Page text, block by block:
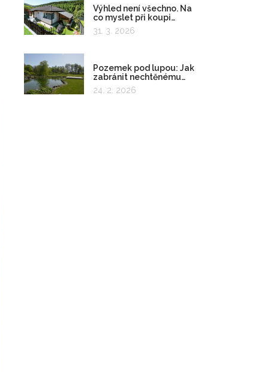
Výhled není všechno. Na
co myslet při koupi
pozemku?
31. 3. 2026
Pozemek pod lupou: Jak
zabránit nechtěnému
zadržování vody
24. 2. 2026